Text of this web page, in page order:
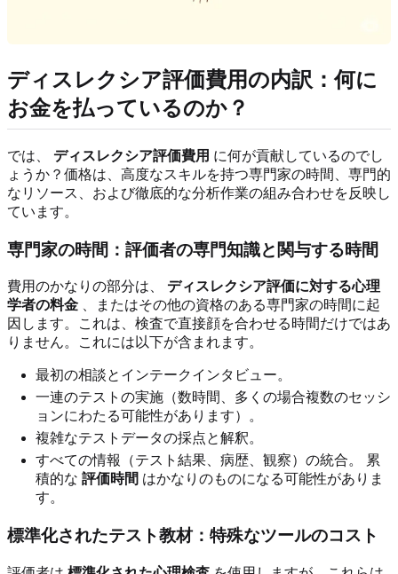
ディスレクシア評価費用の内訳：何に
お金を払っているのか？
では、 ディスレクシア評価費用 に何が貢献しているのでし
ょうか？価格は、高度なスキルを持つ専門家の時間、専門的
なリソース、および徹底的な分析作業の組み合わせを反映し
ています。
専門家の時間：評価者の専門知識と関与する時間
費用のかなりの部分は、 ディスレクシア評価に対する心理
学者の料金 、またはその他の資格のある専門家の時間に起
因します。これは、検査で直接顔を合わせる時間だけではあ
りません。これには以下が含まれます。
最初の相談とインテークインタビュー。
一連のテストの実施（数時間、多くの場合複数のセッシ
ョンにわたる可能性があります）。
複雑なテストデータの採点と解釈。
すべての情報（テスト結果、病歴、観察）の統合。 累
積的な 評価時間 はかなりのものになる可能性がありま
す。
標準化されたテスト教材：特殊なツールのコスト